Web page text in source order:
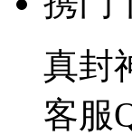
真封
客服